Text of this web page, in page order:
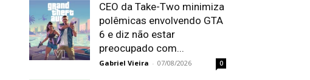
CEO da Take-Two minimiza
polêmicas envolvendo GTA
6 e diz não estar
preocupado com...
Gabriel Vieira - 07/08/2026 0